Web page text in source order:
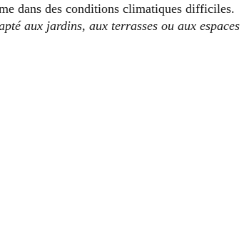
dans des conditions climatiques difficiles.
aux jardins, aux terrasses ou aux espaces